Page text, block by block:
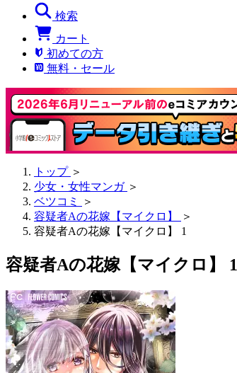
検索
カート
初めての方
無料・セール
トップ ＞
少女・女性マンガ ＞
ベツコミ
＞
容疑者Aの花嫁【マイクロ】
＞
容疑者Aの花嫁【マイクロ】 1
容疑者Aの花嫁【マイクロ】 1